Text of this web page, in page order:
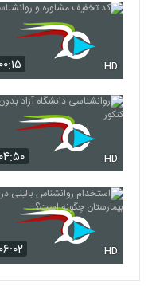
۰۰:۱۵ HD
۰۴:۵۰ HD
۰۶:۰۲ HD